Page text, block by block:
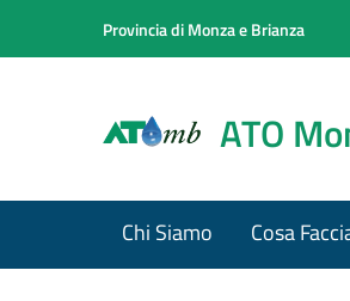
Provincia di Monza e Brianza
ATO
Chi Siamo Cosa